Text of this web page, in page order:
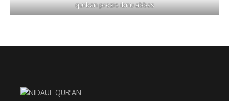
qurban prozis ibnu abbas